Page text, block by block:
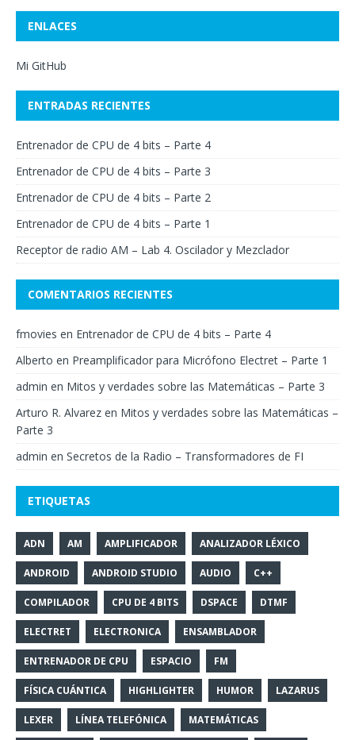
ENLACES
Mi GitHub
ENTRADAS RECIENTES
Entrenador de CPU de 4 bits – Parte 4
Entrenador de CPU de 4 bits – Parte 3
Entrenador de CPU de 4 bits – Parte 2
Entrenador de CPU de 4 bits – Parte 1
Receptor de radio AM – Lab 4. Oscilador y Mezclador
COMENTARIOS RECIENTES
fmovies en Entrenador de CPU de 4 bits – Parte 4
Alberto en Preamplificador para Micrófono Electret – Parte 1
admin en Mitos y verdades sobre las Matemáticas – Parte 3
Arturo R. Alvarez en Mitos y verdades sobre las Matemáticas –
Parte 3
admin en Secretos de la Radio – Transformadores de FI
ETIQUETAS
ADN AM AMPLIFICADOR ANALIZADOR LÉXICO
ANDROID ANDROID STUDIO AUDIO C++
COMPILADOR CPU DE 4 BITS DSPACE DTMF
ELECTRET ELECTRONICA ENSAMBLADOR
ENTRENADOR DE CPU ESPACIO FM
FÍSICA CUÁNTICA HIGHLIGHTER HUMOR LAZARUS
LEXER LÍNEA TELEFÓNICA MATEMÁTICAS